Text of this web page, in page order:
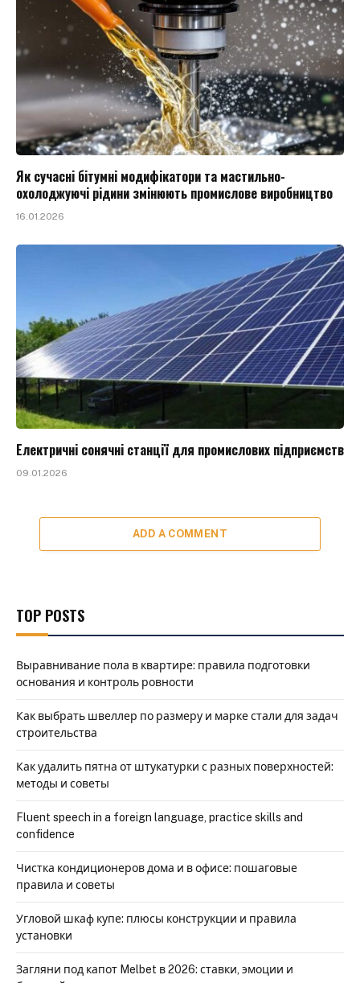
Як сучасні бітумні модифікатори та мастильно-
охолоджуючі рідини змінюють промислове виробництво
16.01.2026
Електричні сонячні станції для промислових підприємств
09.01.2026
ADD A COMMENT
TOP POSTS
Выравнивание пола в квартире: правила подготовки
основания и контроль ровности
Как выбрать швеллер по размеру и марке стали для задач
строительства
Как удалить пятна от штукатурки с разных поверхностей:
методы и советы
Fluent speech in a foreign language, practice skills and
confidence
Чистка кондиционеров дома и в офисе: пошаговые
правила и советы
Угловой шкаф купе: плюсы конструкции и правила
установки
Загляни под капот Melbet в 2026: ставки, эмоции и